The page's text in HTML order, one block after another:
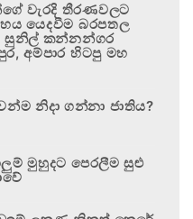
වැරදි තීරණවලට
යෙදවීම බරපතල
සුනිල් කන්නන්ගර
අම්පාර හිටපු මහ
නිදා ගන්නා ජාතිය?
මුහුදට පෙරලීම සුළු